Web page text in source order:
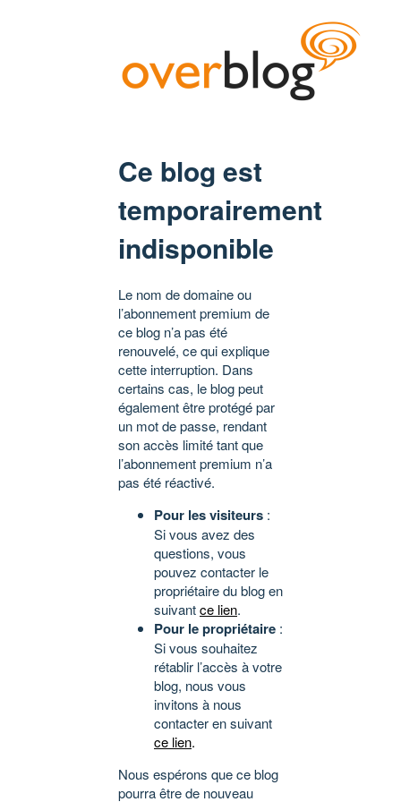
Ce blog est
temporairement
indisponible
Le nom de domaine ou
l’abonnement premium de
ce blog n’a pas été
renouvelé, ce qui explique
cette interruption. Dans
certains cas, le blog peut
également être protégé par
un mot de passe, rendant
son accès limité tant que
l’abonnement premium n’a
pas été réactivé.
Pour les visiteurs :
Si vous avez des
questions, vous
pouvez contacter le
propriétaire du blog en
suivantce lien.
Pour le propriétaire :
Si vous souhaitez
rétablir l’accès à votre
blog, nous vous
invitons à nous
contacter en suivant
ce lien.
Nous espérons que ce blog
pourra être de nouveau